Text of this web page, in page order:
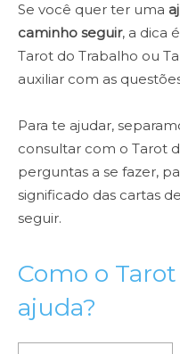
Se você quer ter uma
caminho seguir, a dica
Tarot do Trabalho ou
auxiliar com as
Para te ajudar,
consultar com o Tarot
perguntas a se fazer,
significado das cartas
seguir.
Como o
ajuda?